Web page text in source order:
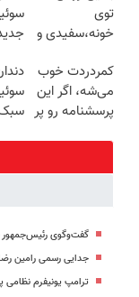
درب
توی
خونه،سفیدی و
برگردون
(40%off)
کمردردت خوب
می‌شه، اگر این
پرسشنامه رو پر
گفت‌وگوی رئیس‌جمهور
جدایی رسمی رامین
ترامپ یونیفرم